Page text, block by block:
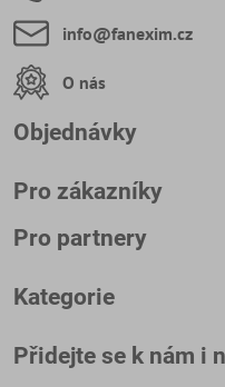
info​@fanexim​.cz
O nás
Objednávky
Pro zákazníky
Pro partnery
Kategorie
Přidejte se k nám i